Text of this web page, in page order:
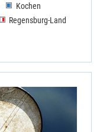
Kochen
Regensburg-Land